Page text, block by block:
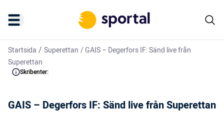
Startsida / Superettan /GAIS – Degerfors IF: Sänd live från
Superettan
Skribenter:
GAIS – Degerfors IF: Sänd live från Superettan